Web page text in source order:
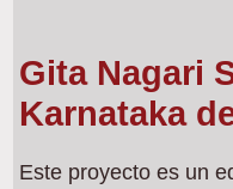
Gita Nagari
Karnataka
Este proyecto es un